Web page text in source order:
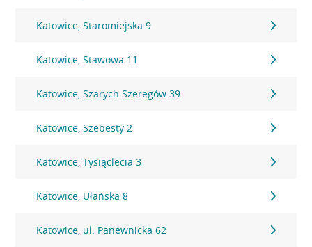
Katowice, Staromiejska 9
Katowice, Stawowa 11
Katowice, Szarych Szeregów 39
Katowice, Szebesty 2
Katowice, Tysiąclecia 3
Katowice, Ułańska 8
Katowice, ul. Panewnicka 62